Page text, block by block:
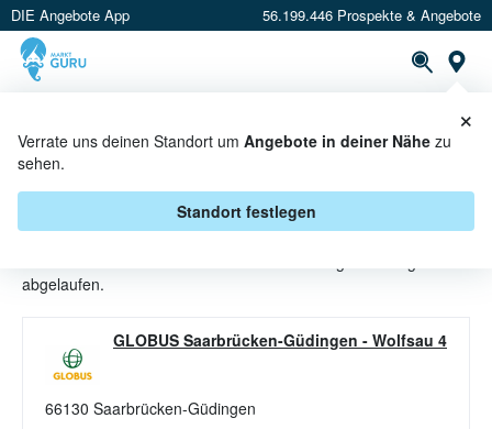
DIE Angebote App 56.199.446 Prospekte & Angebote
Verrate uns deinen Standort um Angebote in deiner Nähe zu
sehen.
Standort festlegen
×
FRUCHTGUMMI ANGEBOTE &
AKTIONEN BEI GLOBUS
abgelaufen.
GLOBUS Saarbrücken-Güdingen - Wolfsau 4
66130 Saarbrücken-Güdingen